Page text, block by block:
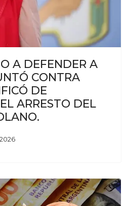
A DEFENDER A
CONTRA
DE
ARRESTO DEL